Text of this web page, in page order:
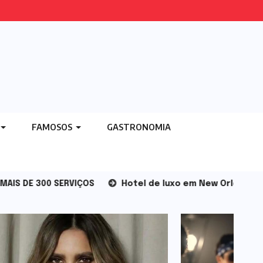
FAMOSOS GASTRONOMIA
Hotel de luxo em New Orleans ostenta lustre de 15